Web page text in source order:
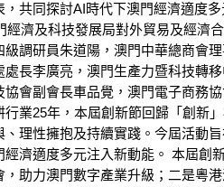
共同探討AI時代下澳門經濟適度
經濟及科技發展局對外貿易及經濟
調研員朱道陽，澳門中華總商會
處長李廣亮，澳門生產力暨科技轉
會副會長車品覺，澳門電子商務
業25年，本屆創新節回歸「創新
理性擁抱及持續實踐。今屆活動
濟適度多元注入新動能。 本屆創
，助力澳門數字產業升級；二是粵